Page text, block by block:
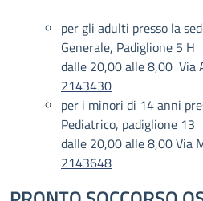
per gli adulti presso la
Generale, Padiglione 5 H
dalle 20,00 alle 8,00 Via
2143430
per i minori di 14 anni
Pediatrico, padiglione 13
dalle 20,00 alle 8,00 Via
2143648